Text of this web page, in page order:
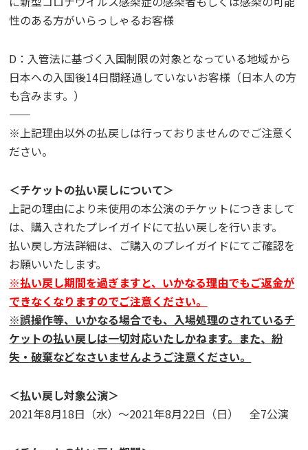
性のある方がいらっしゃるお客様
D：入管法に基づく入国制限の対象となっている地域から
日本への入国後14日間経過していないお客様（日本人の方
も含みます。）
——
※上記理由以外の払戻しは行っておりませんのでご注意く
ださい。
＜チケットの払い戻しについて＞
上記の理由により未使用の本公演のチケットにつきまして
は、購入されたプレイガイドにて払い戻しを行います。
払い戻し方法詳細は、ご購入のプレイガイドにてご確認を
お願いいたします。
※払い戻し期間を過ぎますと、いかなる理由でもご返金が
できなくなりますのでご注意ください。
※誤操作等、いかなる場合でも、入場処理のされているチ
ケットの払い戻しは一切対応いたしかねます。また、紛
失・破棄などなさいませんようご注意ください。
＜払い戻し対象公演＞
2021年8月18日（水）～2021年8月22日（日） 全7公演